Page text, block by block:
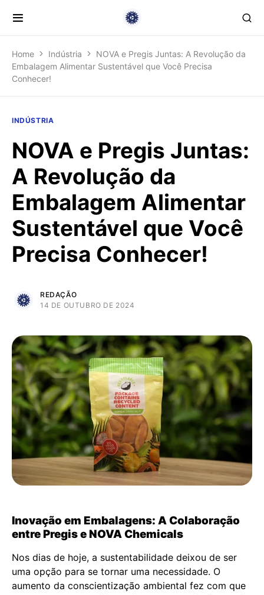
Home Indústria
NOVA e Pregis Juntas: A Revolução da
Embalagem Alimentar Sustentável que Você Precisa
Conhecer!
INDÚSTRIA
NOVA e Pregis Juntas:
A Revolução da
Embalagem Alimentar
Sustentável que Você
Precisa Conhecer!
REDAÇÃO
14 DE OUTUBRO DE 2024
Inovação em Embalagens: A Colaboração
entre Pregis e NOVA Chemicals
Nos dias de hoje, a sustentabilidade deixou de ser
uma opção para se tornar uma necessidade. O
aumento da conscientização ambiental fez com que